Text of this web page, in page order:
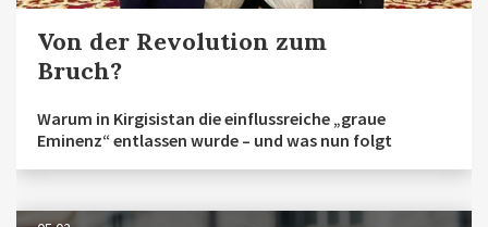
Von der Revolution zum
Bruch?
Warum in Kirgisistan die einflussreiche „graue
Eminenz“ entlassen wurde – und was nun folgt